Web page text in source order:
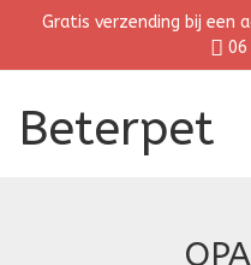
Gratis verzending bij een
06
Beterpet